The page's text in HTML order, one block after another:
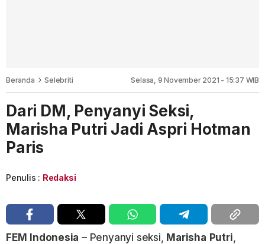
Beranda Selebriti Selasa, 9 November 2021 - 15:37 WIB
Dari DM, Penyanyi Seksi,
Marisha Putri Jadi Aspri Hotman
Paris
Penulis : Redaksi
FEM Indonesia – Penyanyi seksi, Marisha Putri,